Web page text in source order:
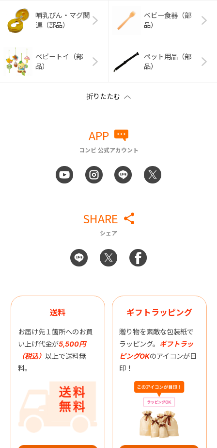
哺乳びん・マグ関
連（部品）
ベビー食器（部
品）
ベビートイ（部
品）
ペット用品（部
品）
APP
コンビ 公式アカウント
SHARE
シェア
送料
お届け先１箇所へのお買
い上げ代金が5,500円
（税込） 以上で送料無
料。
ギフトラッピング
贈り物を素敵な包装紙で
ラッピング。 ギフトラッ
ピングOKのアイコンが目
印！